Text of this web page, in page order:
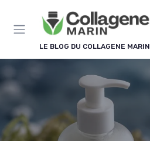
LE BLOG DU COLLAGENE MARIN